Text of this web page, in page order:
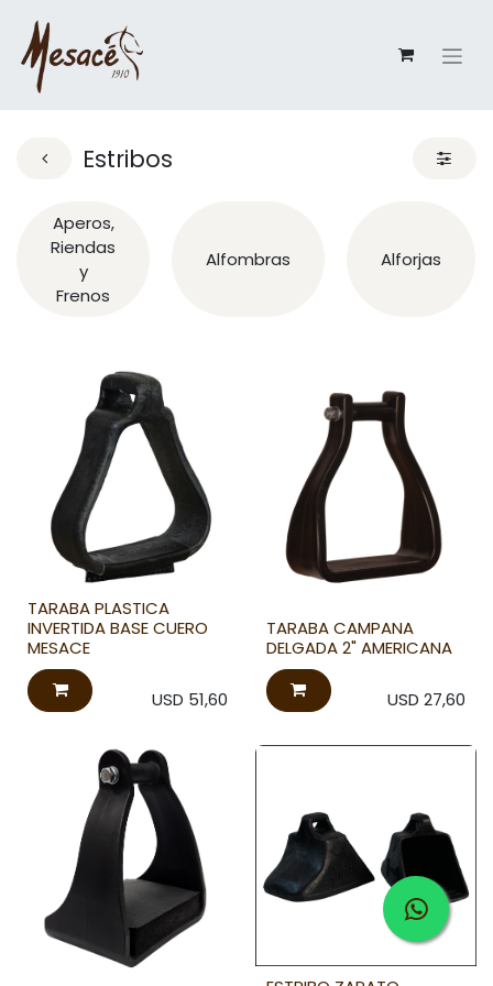
Estribos
Aperos,
Riendas
y
Frenos
Alfombras Alforjas
TARABA PLASTICA
INVERTIDA BASE CUERO
MESACE
USD 51,60
TARABA CAMPANA
DELGADA 2" AMERICANA
USD 27,60